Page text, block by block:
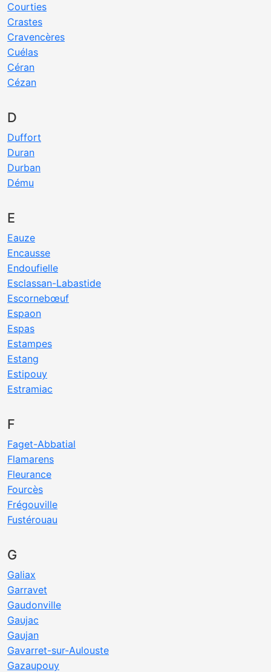
Courties
Crastes
Cravencères
Cuélas
Céran
Cézan
D
Duffort
Duran
Durban
Dému
E
Eauze
Encausse
Endoufielle
Esclassan-Labastide
Escornebœuf
Espaon
Espas
Estampes
Estang
Estipouy
Estramiac
F
Faget-Abbatial
Flamarens
Fleurance
Fourcès
Frégouville
Fustérouau
G
Galiax
Garravet
Gaudonville
Gaujac
Gaujan
Gavarret-sur-Aulouste
Gazaupouy